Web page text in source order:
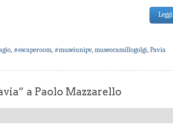
Leggi
,#escaperoom,#museiunipv,museocamillogolgi,Pavia
a Paolo Mazzarello